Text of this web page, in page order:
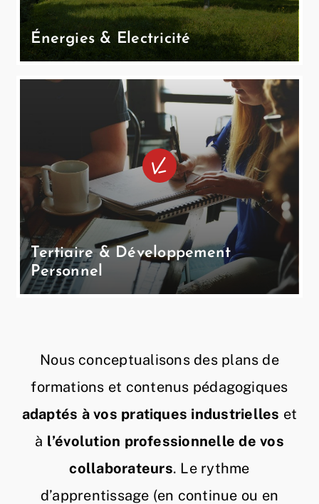
Énergies & Electricité
Tertiaire & Développement
Personnel
Nous conceptualisons des plans de
formations et contenus pédagogiques
adaptés à vos pratiques industrielles et
à l’évolution professionnelle de vos
collaborateurs. Le rythme
d’apprentissage (en continue ou en